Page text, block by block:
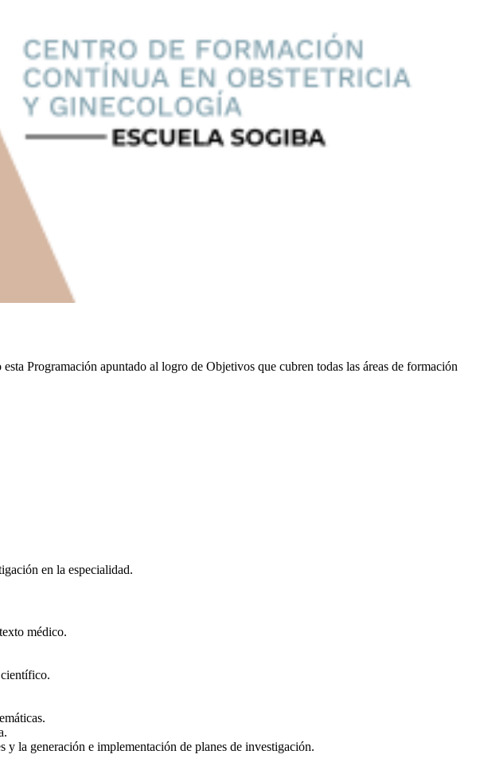
Programación apuntado al logro de Objetivos que cubren todas las áreas de formación
en la especialidad.
médico.
la generación e implementación de planes de investigación.